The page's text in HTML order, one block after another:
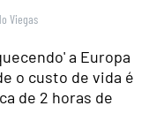
Viegas
a Europa
o custo de vida é
de 2 horas de